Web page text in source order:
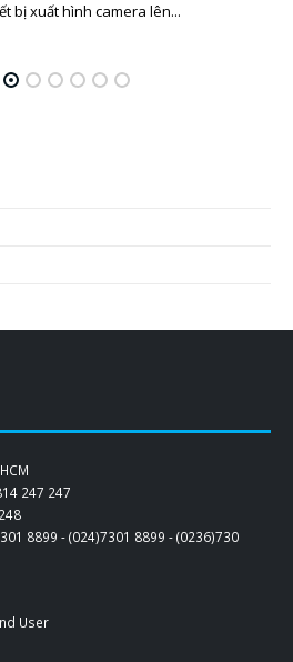
bị xuất hình camera lên...
247 247
8899 -(024)7301 8899 -(0236)730
User